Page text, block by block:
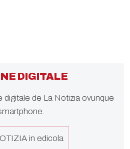
DIGITALE
digitale de La Notizia ovunque